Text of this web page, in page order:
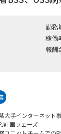
勤務
稼働
報酬
大手インターネット
計画フェーズ